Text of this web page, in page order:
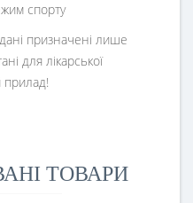
спорту
призначені лише
для лікарської
прилад!
ТОВАРИ